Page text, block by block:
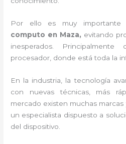
Por ello es muy
computo en Maza, evitando
inesperados.
procesador, donde está toda la
En la industria, la tecnología
con nuevas técnicas, más
mercado existen muchas
un especialista dispuesto a
del dispositivo.